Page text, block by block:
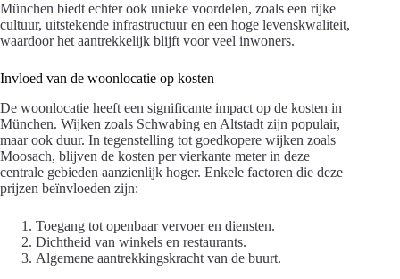
München biedt echter ook unieke voordelen, zoals een rijke
cultuur, uitstekende infrastructuur en een hoge levenskwaliteit,
waardoor het aantrekkelijk blijft voor veel inwoners.
Invloed van de woonlocatie op kosten
De woonlocatie heeft een significante impact op de kosten in
München. Wijken zoals Schwabing en Altstadt zijn populair,
maar ook duur. In tegenstelling tot goedkopere wijken zoals
Moosach, blijven de kosten per vierkante meter in deze
centrale gebieden aanzienlijk hoger. Enkele factoren die deze
prijzen beïnvloeden zijn:
Toegang tot openbaar vervoer en diensten.
Dichtheid van winkels en restaurants.
Algemene aantrekkingskracht van de buurt.